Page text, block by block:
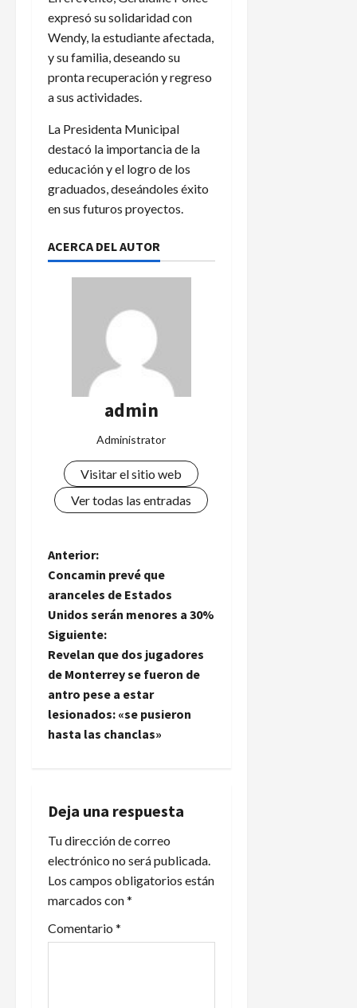
expresó su solidaridad con
Wendy, la estudiante afectada,
y su familia, deseando su
pronta recuperación y regreso
a sus actividades.
La Presidenta Municipal
destacó la importancia de la
educación y el logro de los
graduados, deseándoles éxito
en sus futuros proyectos.
ACERCA DEL AUTOR
admin
Administrator
Visitar el sitio web
Ver todas las entradas
N
a
v
e
g
a
ó
n
d
e
Anterior:
Concamin prevé que
aranceles de Estados
Unidos serán menores a 30%
Siguiente:
Revelan que dos jugadores
de Monterrey se fueron de
antro pese a estar
lesionados: «se pusieron
hasta las chanclas»
Deja una respuesta
Tu dirección de correo
electrónico no será publicada.
Los campos obligatorios están
marcados con*
Comentario *